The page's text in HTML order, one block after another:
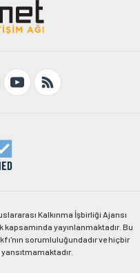
Kalkınma İşbirliği Ajansı
yayınlanmaktadır. Bu
sorumluluğundadır ve hiçbir